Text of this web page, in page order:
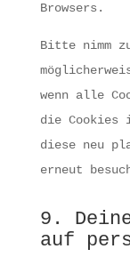
Browsers.
Bitte nimm
wenn alle
die Cookies
diese neu
erneut
9.
auf